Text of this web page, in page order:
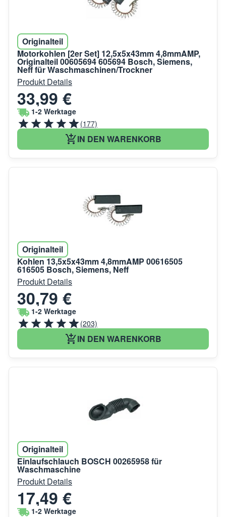
Originalteil
Motorkohlen [2er Set] 12,5x5x43mm 4,8mmAMP,
Originalteil 00605694 605694 Bosch, Siemens,
Neff für Waschmaschinen/Trockner
Produkt Details
33,99 €
1-2 Werktage
(177)
IN DEN WARENKORB
Originalteil
Kohlen 13,5x5x43mm 4,8mmAMP 00616505
616505 Bosch, Siemens, Neff
Produkt Details
30,79 €
1-2 Werktage
(203)
IN DEN WARENKORB
Originalteil
Einlaufschlauch BOSCH 00265958 für
Waschmaschine
Produkt Details
17,49 €
1-2 Werktage